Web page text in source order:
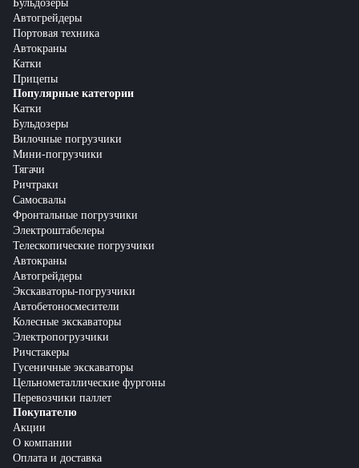
Бульдозеры
Автогрейдеры
Портовая техника
Автокраны
Катки
Прицепы
Популярные категории
Катки
Бульдозеры
Вилочные погрузчики
Мини-погрузчики
Тягачи
Ричтраки
Самосвалы
Фронтальные погрузчики
Электроштабелеры
Телескопические погрузчики
Автокраны
Автогрейдеры
Экскаваторы-погрузчики
Автобетоносмесители
Колесные экскаваторы
Электропогрузчики
Ричстакеры
Гусеничные экскаваторы
Цельнометаллические фургоны
Перевозчики паллет
Покупателю
Акции
О компании
Оплата и доставка